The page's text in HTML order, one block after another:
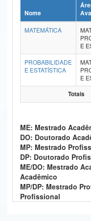
Ministério da Ciência,
Ministério do Meio Ambiente
Ministério do Desenvolvimento
Controladoria-Geral da União
Secretaria-Geral
Secretaria de Governo
Gabinete de Segurança
Advocacia-Geral da União
Nome
MATEMÁTICA
E
PROBABILIDADE
E ESTATÍSTICA
E
Totais
ME: Mestrado
DO: Doutorado
MP: Mestrado
DP: Doutorado
ME/DO: Mestrado
Acadêmico
MP/DP: Mestrado
Profissional